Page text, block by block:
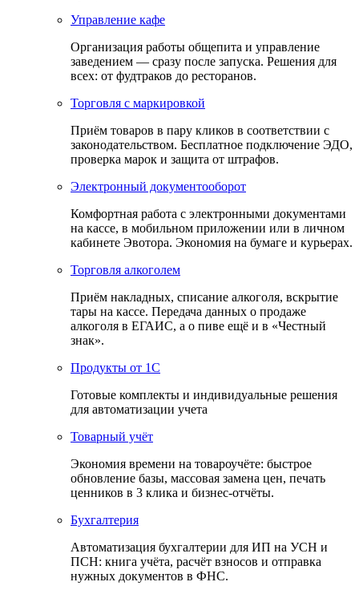
Управление кафе
Организация работы общепита и управление
заведением — сразу после запуска. Решения для
всех: от фудтраков до ресторанов.
Торговля с маркировкой
Приём товаров в пару кликов в соответствии с
законодательством. Бесплатное подключение ЭДО,
проверка марок и защита от штрафов.
Электронный документооборот
Комфортная работа с электронными документами
на кассе, в мобильном приложении или в личном
кабинете Эвотора. Экономия на бумаге и курьерах.
Торговля алкоголем
Приём накладных, списание алкоголя, вскрытие
тары на кассе. Передача данных о продаже
алкоголя в ЕГАИС, а о пиве ещё и в «Честный
знак».
Продукты от 1С
Готовые комплекты и индивидуальные решения
для автоматизации учета
Товарный учёт
Экономия времени на товароучёте: быстрое
обновление базы, массовая замена цен, печать
ценников в 3 клика и бизнес-отчёты.
Бухгалтерия
Автоматизация бухгалтерии для ИП на УСН и
ПСН: книга учёта, расчёт взносов и отправка
нужных документов в ФНС.